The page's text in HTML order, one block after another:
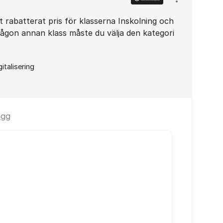
rabatterat pris för klasserna Inskolning och
annan klass måste du välja den kategori